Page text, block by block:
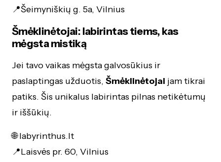
📍Šeimyniškių g. 5a, Vilnius
Šmėklinėtojai: labirintas tiems, kas
mėgsta mistiką
Jei tavo vaikas mėgsta galvosūkius ir
paslaptingas užduotis, Šmėklinėtojai jam tikrai
patiks. Šis unikalus labirintas pilnas netikėtumų
ir iššūkių.
🌐 labyrinthus.lt
📍Laisvės pr. 60, Vilnius